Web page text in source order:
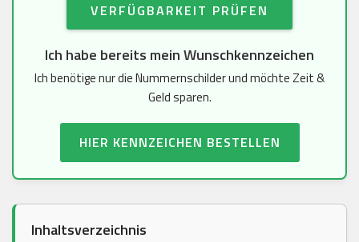
VERFÜGBARKEIT PRÜFEN
Ich habe bereits mein Wunschkennzeichen
Ich benötige nur die Nummernschilder und möchte Zeit &
Geld sparen.
HIER KENNZEICHEN BESTELLEN
Inhaltsverzeichnis